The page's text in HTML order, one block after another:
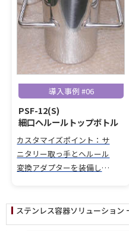
導入事例 #06
PSF-12(S)
細口ヘルールトップボトル
カスタマイズポイント：サ
ニタリー取っ手とヘルール
変換アダプターを装備した
多用途化に対応。
ステンレス容器ソリューション